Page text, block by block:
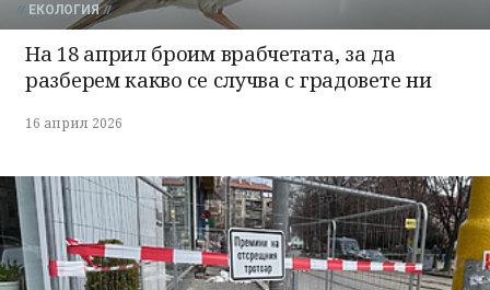
ЕКОЛОГИЯ
На 18 април броим врабчетата, за да
разберем какво се случва с градовете ни
16 април 2026